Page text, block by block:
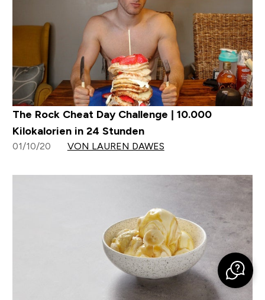
The Rock Cheat Day Challenge | 10.000
Kilokalorien in 24 Stunden
01/10/20 VON LAUREN DAWES